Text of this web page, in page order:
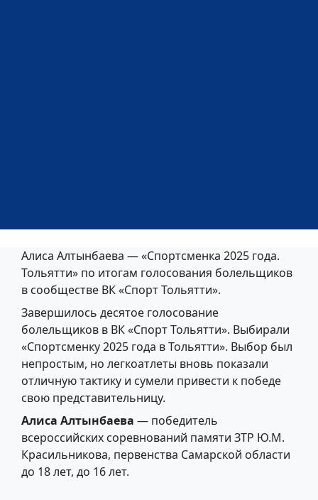
Алиса Алтынбаева — «Спортсменка 2025 года.
Тольятти» по итогам голосования болельщиков
в сообществе ВК «Спорт Тольятти».
Завершилось десятое голосование
болельщиков в ВК «Спорт Тольятти». Выбирали
«Спортсменку 2025 года в Тольятти». Выбор был
непростым, но легкоатлеты вновь показали
отличную тактику и сумели привести к победе
свою представительницу.
Алиса Алтынбаева — победитель
всероссийских соревнований памяти ЗТР Ю.М.
Красильникова, первенства Самарской области
до 18 лет, до 16 лет.